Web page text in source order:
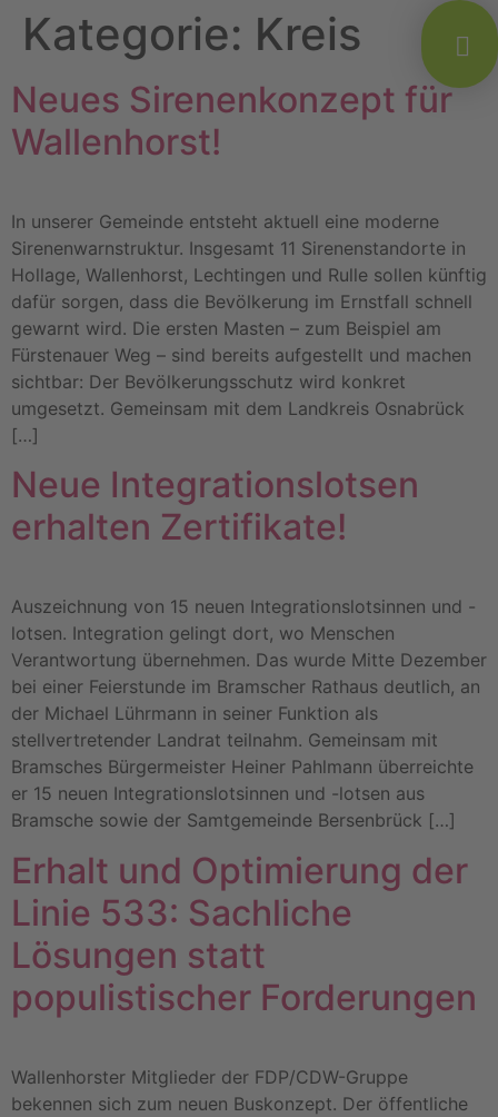
Kategorie: Kreis
Neues Sirenenkonzept für
Wallenhorst!
In unserer Gemeinde entsteht aktuell eine moderne
Sirenenwarnstruktur. Insgesamt 11 Sirenenstandorte in
Hollage, Wallenhorst, Lechtingen und Rulle sollen künftig
dafür sorgen, dass die Bevölkerung im Ernstfall schnell
gewarnt wird. Die ersten Masten – zum Beispiel am
Fürstenauer Weg – sind bereits aufgestellt und machen
sichtbar: Der Bevölkerungsschutz wird konkret
umgesetzt. Gemeinsam mit dem Landkreis Osnabrück
[…]
Neue Integrationslotsen
erhalten Zertifikate!
Auszeichnung von 15 neuen Integrationslotsinnen und -
lotsen. Integration gelingt dort, wo Menschen
Verantwortung übernehmen. Das wurde Mitte Dezember
bei einer Feierstunde im Bramscher Rathaus deutlich, an
der Michael Lührmann in seiner Funktion als
stellvertretender Landrat teilnahm. Gemeinsam mit
Bramsches Bürgermeister Heiner Pahlmann überreichte
er 15 neuen Integrationslotsinnen und -lotsen aus
Bramsche sowie der Samtgemeinde Bersenbrück […]
Erhalt und Optimierung der
Linie 533: Sachliche
Lösungen statt
populistischer Forderungen
Wallenhorster Mitglieder der FDP/CDW-Gruppe
bekennen sich zum neuen Buskonzept. Der öffentliche